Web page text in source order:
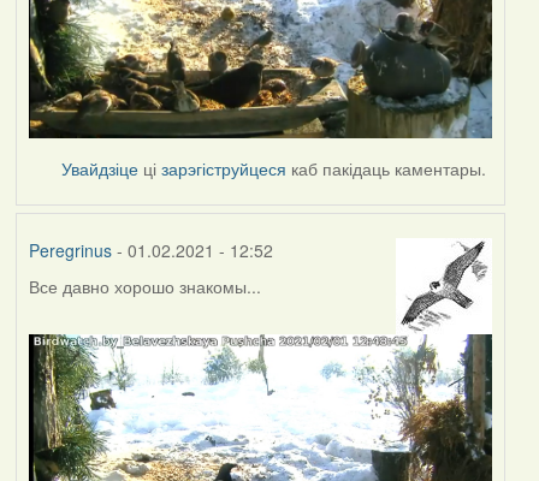
Увайдзіце цізарэгіструйцеся каб пакідаць каментары.
Peregrinus- 01.02.2021 - 12:52
Все давно хорошо знакомы...